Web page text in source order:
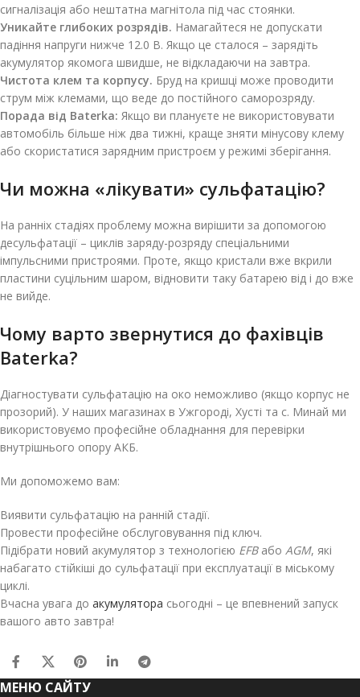
сигналізація або нештатна магнітола під час стоянки.
Уникайте глибоких розрядів. Намагайтеся не допускати
падіння напруги нижче 12.0 В. Якщо це сталося – зарядіть
акумулятор якомога швидше, не відкладаючи на завтра.
Чистота клем та корпусу. Бруд на кришці може проводити
струм між клемами, що веде до постійного саморозряду.
Порада від Baterka: Якщо ви плануєте не використовувати
автомобіль більше ніж два тижні, краще зняти мінусову клему
або скористатися зарядним пристроєм у режимі зберігання.
Чи можна «лікувати» сульфатацію?
На ранніх стадіях проблему можна вирішити за допомогою
десульфатації – циклів заряду-розряду спеціальними
імпульсними пристроями. Проте, якщо кристали вже вкрили
пластини суцільним шаром, відновити таку батарею від і до вже
не вийде.
Чому варто звернутися до фахівців
Baterka?
Діагностувати сульфатацію на око неможливо (якщо корпус не
прозорий). У наших магазинах в Ужгороді, Хусті та с. Минай ми
використовуємо професійне обладнання для перевірки
внутрішнього опору АКБ.
Ми допоможемо вам:
Виявити сульфатацію на ранній стадії.
Провести професійне обслуговування під ключ.
Підібрати новий акумулятор з технологією EFB або AGM, які
набагато стійкіші до сульфатації при експлуатації в міському
циклі.
Вчасна увага до акумулятора сьогодні – це впевнений запуск
вашого авто завтра!
МЕНЮ САЙТУ